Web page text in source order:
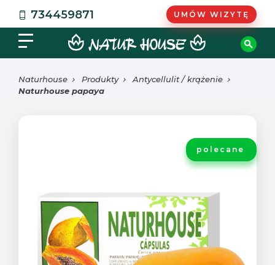
734459871 UMÓW WIZYTĘ
Naturhouse Produkty
Antycellulit / krążenie
Naturhouse papaya
polecane